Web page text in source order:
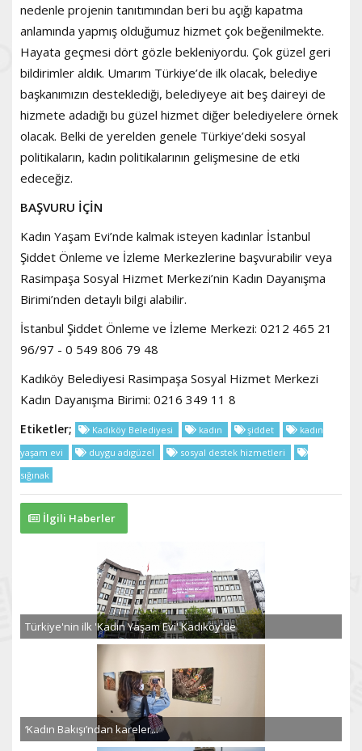
nedenle projenin tanıtımından beri bu açığı kapatma
anlamında yapmış olduğumuz hizmet çok beğenilmekte.
Hayata geçmesi dört gözle bekleniyordu. Çok güzel geri
bildirimler aldık. Umarım Türkiye’de ilk olacak, belediye
başkanımızın desteklediği, belediyeye ait beş daireyi de
hizmete adadığı bu güzel hizmet diğer belediyelere örnek
olacak. Belki de yerelden genele Türkiye’deki sosyal
politikaların, kadın politikalarının gelişmesine de etki
edeceğiz.
BAŞVURU İÇİN
Kadın Yaşam Evi’nde kalmak isteyen kadınlar İstanbul
Şiddet Önleme ve İzleme Merkezlerine başvurabilir veya
Rasimpaşa Sosyal Hizmet Merkezi’nin Kadın Dayanışma
Birimi’nden detaylı bilgi alabilir.
İstanbul Şiddet Önleme ve İzleme Merkezi: 0212 465 21
96/97 - 0 549 806 79 48
Kadıköy Belediyesi Rasimpaşa Sosyal Hizmet Merkezi
Kadın Dayanışma Birimi: 0216 349 11 8
Etiketler; Kadıköy Belediyesi kadın şiddet
kadın
yaşam evi
duygu adıgüzel
sosyal destek hizmetleri
sığınak
İlgili Haberler
Türkiye'nin ilk 'Kadın Yaşam Evi' Kadıköy'de
‘Kadın Bakışı’ndan kareler...